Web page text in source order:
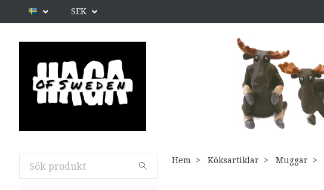
SEK
Hem Köksartiklar Muggar